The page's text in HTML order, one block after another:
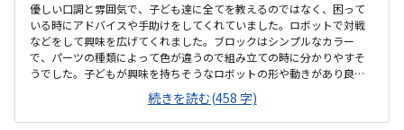
優しい口調と雰囲気で、子ども達に全てを教えるのではなく、困って
いる時にアドバイスや手助けをしてくれていました。ロボットで対戦
などをして興味を広げてくれました。ブロックはシンプルなカラー
で、パーツの種類によって色が違うので組み立ての時に分かりやすそ
うでした。子どもが興味を持ちそうなロボットの形や動きがあり良か
ったです。駐車場は停めやすく、分かりやすい場所にあるので助かり
ます。近くに別の施設もあるので、習ってない兄弟が過ごしやすいと
思いました。教室はシンプルで余計なものが置いてないので集中でき
続きを読む(458 字)